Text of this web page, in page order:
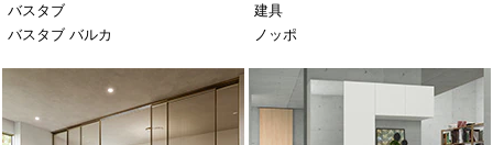
バスタブ
バスタブ バルカ
建具
ノッポ